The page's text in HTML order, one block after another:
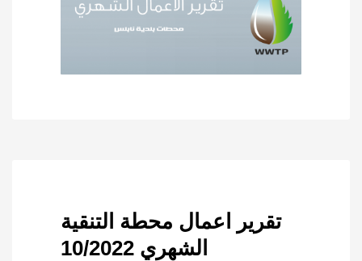
تقرير اعمال محطة التنقية
الشهري 10/2022